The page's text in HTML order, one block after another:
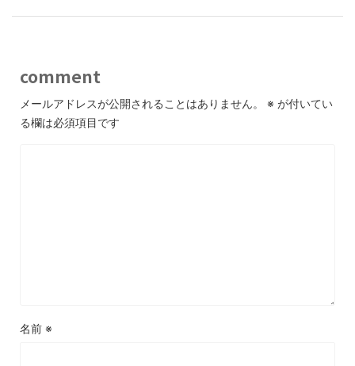
comment
メールアドレスが公開されることはありません。 ※ が付いてい
る欄は必須項目です
名前 ※